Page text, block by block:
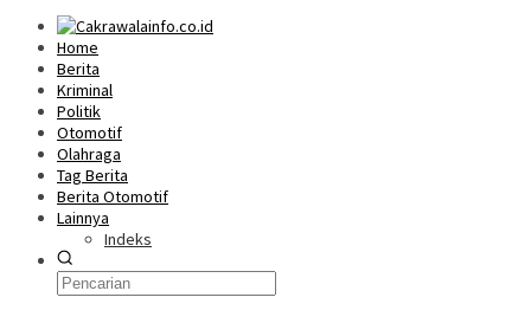
Home
Berita
Kriminal
Politik
Otomotif
Olahraga
Tag Berita
Berita Otomotif
Lainnya
Indeks